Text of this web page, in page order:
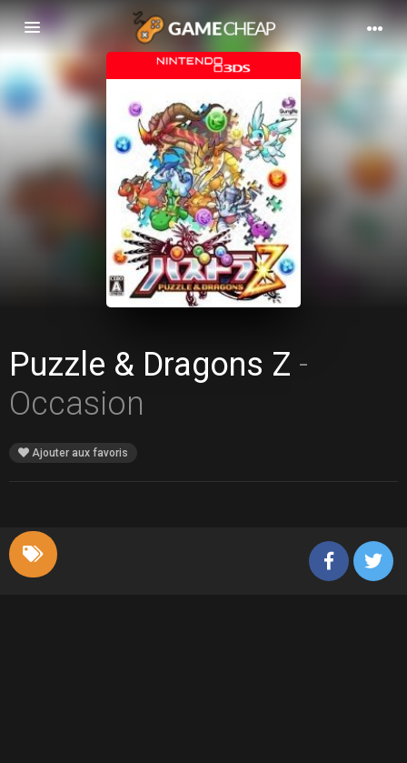
Basculer
la
navigation
Puzzle & Dragons Z -
Occasion
Ajouter aux favoris